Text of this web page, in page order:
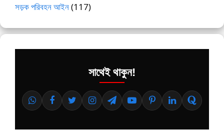
সড়ক পরিবহন আইন(117)
সাথেই থাকুন!